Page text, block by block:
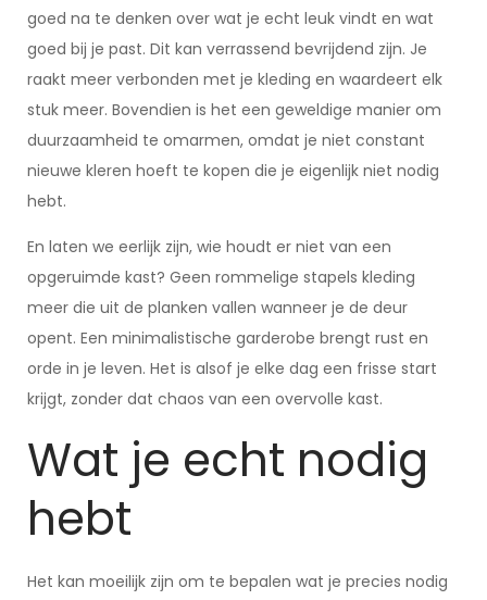
goed na te denken over wat je echt leuk vindt en wat
goed bij je past. Dit kan verrassend bevrijdend zijn. Je
raakt meer verbonden met je kleding en waardeert elk
stuk meer. Bovendien is het een geweldige manier om
duurzaamheid te omarmen, omdat je niet constant
nieuwe kleren hoeft te kopen die je eigenlijk niet nodig
hebt.
En laten we eerlijk zijn, wie houdt er niet van een
opgeruimde kast? Geen rommelige stapels kleding
meer die uit de planken vallen wanneer je de deur
opent. Een minimalistische garderobe brengt rust en
orde in je leven. Het is alsof je elke dag een frisse start
krijgt, zonder dat chaos van een overvolle kast.
Wat je echt nodig
hebt
Het kan moeilijk zijn om te bepalen wat je precies nodig